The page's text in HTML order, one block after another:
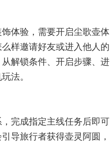
体验，需要开启尘歌壶体
样邀请好友或进入他人的
解锁条件、开启步骤、进
法。
完成指定主线任务后即可
导旅行者获得壶灵阿圆，